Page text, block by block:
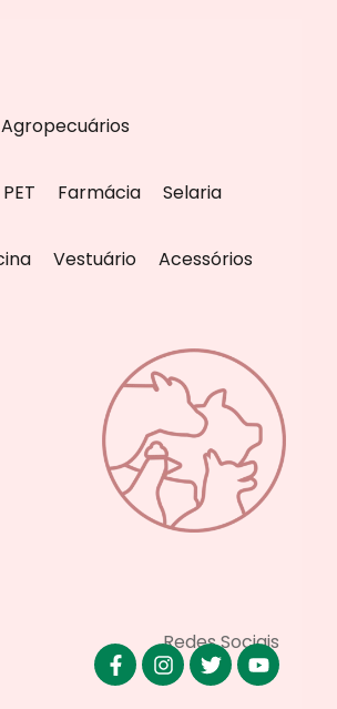
PET Farmácia Selaria
Vestuário Acessórios
Redes Sociais